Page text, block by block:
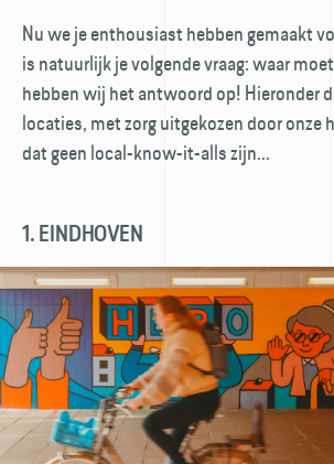
Nu we je enthousiast hebben gemaakt
is natuurlijk je volgende vraag: waar
hebben wij het antwoord op! Hier­onder
locaties, met zorg uitgekozen door onze
dat geen local-know-it-alls zijn...
1. EINDHOVEN